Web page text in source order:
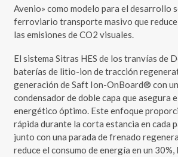
Avenio» como modelo para el desarrollo
ferroviario transporte masivo que
las emisiones de CO2 visuales.
El sistema Sitras HES de los tranvías de
baterías de litio-ion de tracción
generación de Saft Ion-OnBoard® con
condensador de doble capa que asegura
energético óptimo. Este enfoque
rápida durante la corta estancia en cada
junto con una parada de frenado
reduce el consumo de energía en un